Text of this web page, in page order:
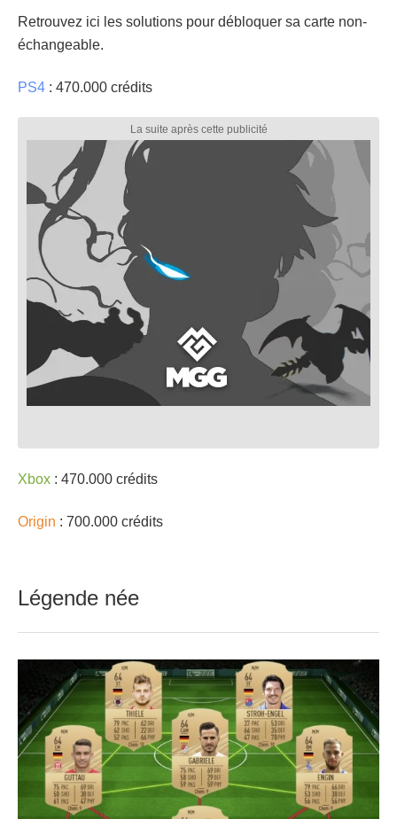
Retrouvez ici les solutions pour débloquer sa carte non-
échangeable.
PS4 : 470.000 crédits
Xbox : 470.000 crédits
Origin : 700.000 crédits
Légende née